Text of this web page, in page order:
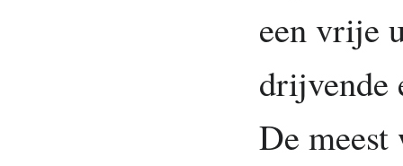
een vrije
drijvende
De